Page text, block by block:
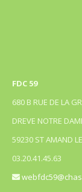
FDC 59
680 B RUE DE LA
DREVE NOTRE
59230 ST AMAND
03.20.41.45.63